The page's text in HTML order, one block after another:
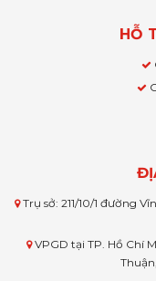
HỖ
Trụ sở: 211/10/1 đường
VPGD tại TP. Hồ Chí